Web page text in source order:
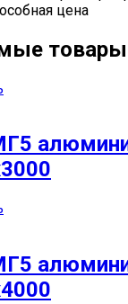
цена
товары